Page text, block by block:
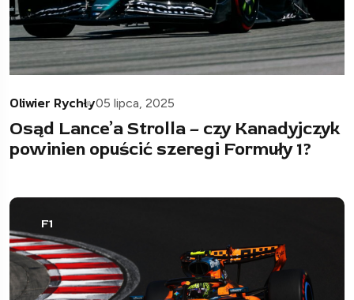
Oliwier Rychły05 lipca, 2025
Osąd Lance’a Strolla – czy Kanadyjczyk
powinien opuścić szeregi Formuły 1?
F1